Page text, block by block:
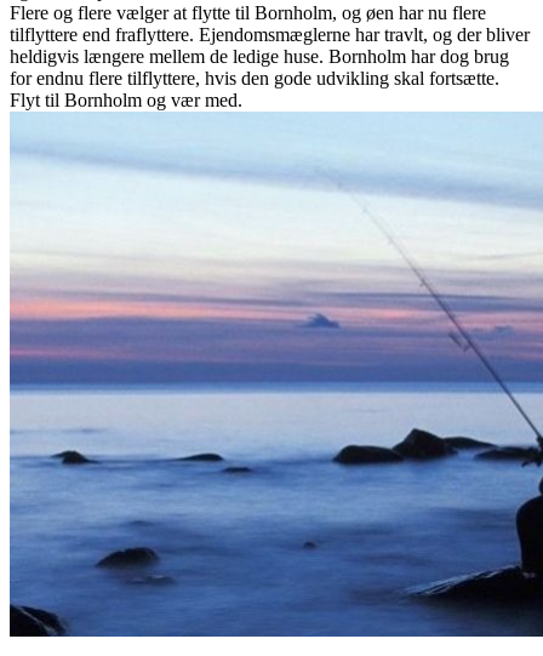
Flere og flere vælger at flytte til Bornholm, og øen har nu flere
tilflyttere end fraflyttere. Ejendomsmæglerne har travlt, og der bliver
heldigvis længere mellem de ledige huse. Bornholm har dog brug
for endnu flere tilflyttere, hvis den gode udvikling skal fortsætte.
Flyt til Bornholm og vær med.